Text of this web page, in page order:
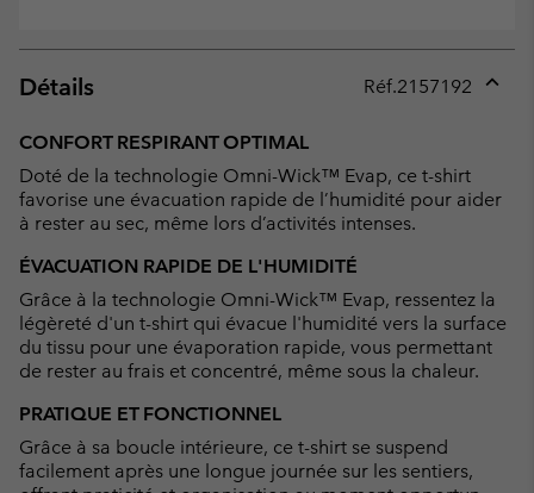
Détails Réf.2157192
CONFORT RESPIRANT OPTIMAL
Doté de la technologie Omni-Wick™ Evap, ce t-shirt
favorise une évacuation rapide de l’humidité pour aider
à rester au sec, même lors d’activités intenses.
ÉVACUATION RAPIDE DE L'HUMIDITÉ
Grâce à la technologie Omni-Wick™ Evap, ressentez la
légèreté d'un t-shirt qui évacue l'humidité vers la surface
du tissu pour une évaporation rapide, vous permettant
de rester au frais et concentré, même sous la chaleur.
PRATIQUE ET FONCTIONNEL
Grâce à sa boucle intérieure, ce t-shirt se suspend
facilement après une longue journée sur les sentiers,